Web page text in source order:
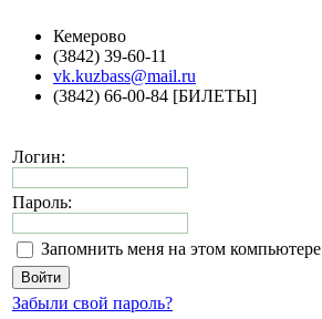
Кемерово
(3842) 39-60-11
vk.kuzbass@mail.ru
(3842) 66-00-84 [БИЛЕТЫ]
Логин:
Пароль:
Запомнить меня на этом компьютере
Забыли свой пароль?